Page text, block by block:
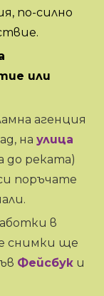
по-силно
или
агенция
на улица
до реката)
поръчате
в
снимки ще
Фейсбук и